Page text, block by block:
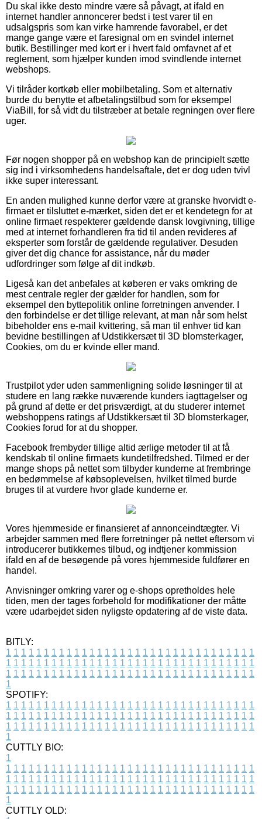
Du skal ikke desto mindre være så påvagt, at ifald en
internet handler annoncerer bedst i test varer til en
udsalgspris som kan virke hamrende favorabel, er det
mange gange være et faresignal om en svindel internet
butik. Bestillinger med kort er i hvert fald omfavnet af et
reglement, som hjælper kunden imod svindlende internet
webshops.
Vi tilråder kortkøb eller mobilbetaling. Som et alternativ
burde du benytte et afbetalingstilbud som for eksempel
ViaBill, for så vidt du tilstræber at betale regningen over flere
uger.
Før nogen shopper på en webshop kan de principielt sætte
sig ind i virksomhedens handelsaftale, det er dog uden tvivl
ikke super interessant.
En anden mulighed kunne derfor være at granske hvorvidt e-
firmaet er tilsluttet e-mærket, siden det er et kendetegn for at
online firmaet respekterer gældende dansk lovgivning, tillige
med at internet forhandleren fra tid til anden revideres af
eksperter som forstår de gældende regulativer. Desuden
giver det dig chance for assistance, når du møder
udfordringer som følge af dit indkøb.
Ligeså kan det anbefales at køberen er vaks omkring de
mest centrale regler der gælder for handlen, som for
eksempel den byttepolitik online forretningen anvender. I
den forbindelse er det tillige relevant, at man når som helst
bibeholder ens e-mail kvittering, så man til enhver tid kan
bevidne bestillingen af Udstikkersæt til 3D blomsterkager,
Cookies, om du er kvinde eller mand.
Trustpilot yder uden sammenligning solide løsninger til at
studere en lang række nuværende kunders iagttagelser og
på grund af dette er det prisværdigt, at du studerer internet
webshoppens ratings af Udstikkersæt til 3D blomsterkager,
Cookies forud for at du shopper.
Facebook frembyder tillige altid ærlige metoder til at få
kendskab til online firmaets kundetilfredshed. Tilmed er der
mange shops på nettet som tilbyder kunderne at frembringe
en bedømmelse af købsoplevelsen, hvilket tilmed burde
bruges til at vurdere hvor glade kunderne er.
Vores hjemmeside er finansieret af annonceindtægter. Vi
arbejder sammen med flere forretninger på nettet eftersom vi
introducerer butikkernes tilbud, og indtjener kommission
ifald en af de besøgende på vores hjemmeside fuldfører en
handel.
Anvisninger omkring varer og e-shops opretholdes hele
tiden, men der tages forbehold for modifikationer der måtte
være udarbejdet siden nyligste opdatering af de viste data.
BITLY:
1 1 1 1 1 1 1 1 1 1 1 1 1 1 1 1 1 1 1 1 1 1 1 1 1 1 1 1 1 1 1 1 1
1 1 1 1 1 1 1 1 1 1 1 1 1 1 1 1 1 1 1 1 1 1 1 1 1 1 1 1 1 1 1 1 1
1 1 1 1 1 1 1 1 1 1 1 1 1 1 1 1 1 1 1 1 1 1 1 1 1 1 1 1 1 1 1 1 1
1
SPOTIFY:
1 1 1 1 1 1 1 1 1 1 1 1 1 1 1 1 1 1 1 1 1 1 1 1 1 1 1 1 1 1 1 1 1
1 1 1 1 1 1 1 1 1 1 1 1 1 1 1 1 1 1 1 1 1 1 1 1 1 1 1 1 1 1 1 1 1
1 1 1 1 1 1 1 1 1 1 1 1 1 1 1 1 1 1 1 1 1 1 1 1 1 1 1 1 1 1 1 1 1
1
CUTTLY BIO:
1
1 1 1 1 1 1 1 1 1 1 1 1 1 1 1 1 1 1 1 1 1 1 1 1 1 1 1 1 1 1 1 1 1
1 1 1 1 1 1 1 1 1 1 1 1 1 1 1 1 1 1 1 1 1 1 1 1 1 1 1 1 1 1 1 1 1
1 1 1 1 1 1 1 1 1 1 1 1 1 1 1 1 1 1 1 1 1 1 1 1 1 1 1 1 1 1 1 1 1
1
CUTTLY OLD: